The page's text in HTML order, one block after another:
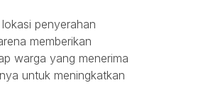
penyerahan
memberikan
warga yang menerima
untuk meningkatkan